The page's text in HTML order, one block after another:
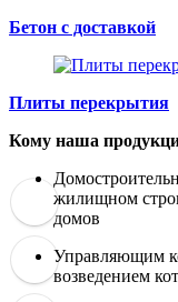
Бетон с доставкой
Плиты перекрытия
Кому наша
жилищном
домов
Управляющим
возведением